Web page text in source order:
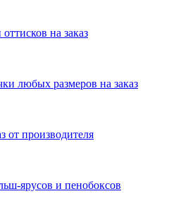
на заказ
любых размеров на заказ
от производителя
ярусов и пенобоксов